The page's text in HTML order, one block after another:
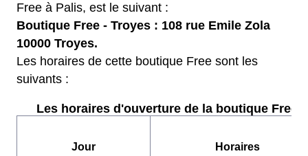
Free à Palis, est le suivant :
Boutique Free - Troyes : 108 rue Emile Zola
10000 Troyes.
Les horaires de cette boutique Free sont les
suivants :
Les horaires d'ouverture de la boutique Free :
Jour Horaires